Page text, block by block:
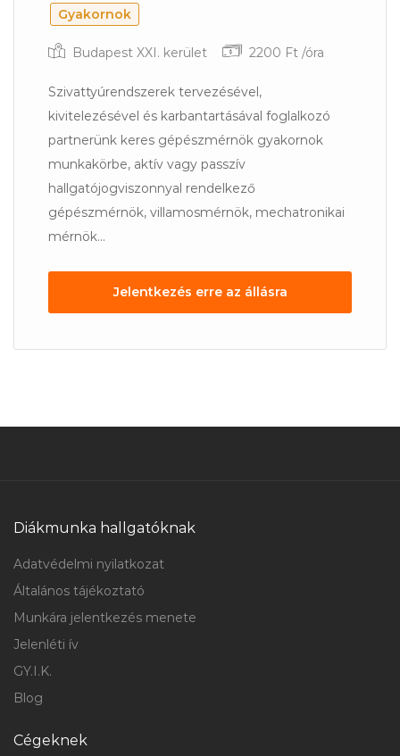
Gyakornok
Budapest XXI. kerület 2200 Ft /óra
Szivattyúrendszerek tervezésével,
kivitelezésével és karbantartásával foglalkozó
partnerünk keres gépészmérnök gyakornok
munkakörbe, aktív vagy passzív
hallgatójogviszonnyal rendelkező
gépészmérnök, villamosmérnök, mechatronikai
mérnök...
Jelentkezés erre az állásra
Diákmunka hallgatóknak
Adatvédelmi nyilatkozat
Általános tájékoztató
Munkára jelentkezés menete
Jelenléti ív
GY.I.K.
Blog
Cégeknek